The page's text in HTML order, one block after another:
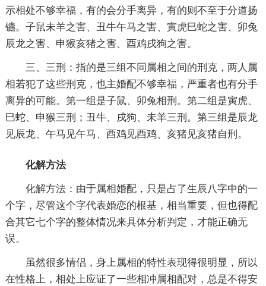
示相处不够幸福，有的会分手离异，有的则不至于分道扬
镳。子鼠未羊之害、丑牛午马之害、寅虎巳蛇之害、卯兔
辰龙之害、申猴亥猪之害、酉鸡戌狗之害。
三、三刑：指的是三组不同属相之间的刑克，两人属
相若犯了这些刑克，也主婚配不够幸福，严重者也有分手
离异的可能。第一组是子鼠、卯兔相刑。第二组是寅虎、
巳蛇、申猴三刑；丑牛、戌狗、未羊三刑。第三组是辰龙
见辰龙、午马见午马、酉鸡见酉鸡、亥猪见亥猪自刑。
化解方法
化解方法：由于属相婚配，只是占了生辰八字中的一
个字，尽管这个字代表婚恋的根基，相当重要，但也得配
合其它七个字的整体情况来具体分析判定，才能正确无
误。
虽然很多情侣，身上属相的特性表现得很明显，所以
在性格上，相处上应证了一些相冲属相配对，总是不得安